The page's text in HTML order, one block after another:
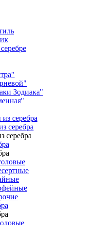
Зодиака"
серебра
серебра
серебра